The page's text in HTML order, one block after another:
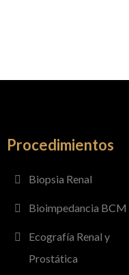
Procedimientos
Biopsia Renal
Bioimpedancia BCM
Ecografía Renal y
Prostática